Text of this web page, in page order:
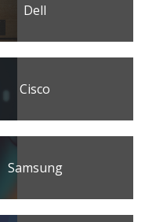
Dell
Cisco
Samsung